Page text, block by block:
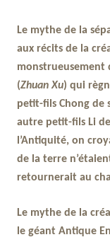
Le mythe de la
aux récits de la
monstrueusement
(Zhuan Xu) qui
petit-fils Chong de
autre petit-fils Li
l’Antiquité, on
de la terre
retournerait au
Le mythe de la
le géant Antique